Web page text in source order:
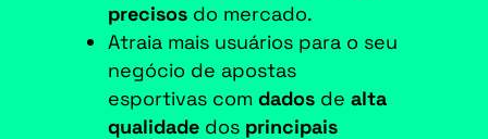
precisosdo mercado.
Atraia mais usuários para o seu
negócio de apostas
esportivas com dados de alta
qualidade dosprincipais